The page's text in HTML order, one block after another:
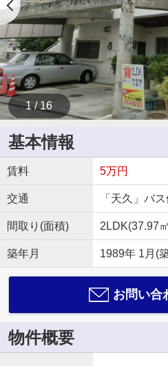
1 / 16
基本情報
賃料 5万円
交通 「天久」バ
間取り(面積) 2LDK(37.97
築年月 1989年 1月(
お問い合
物件概要